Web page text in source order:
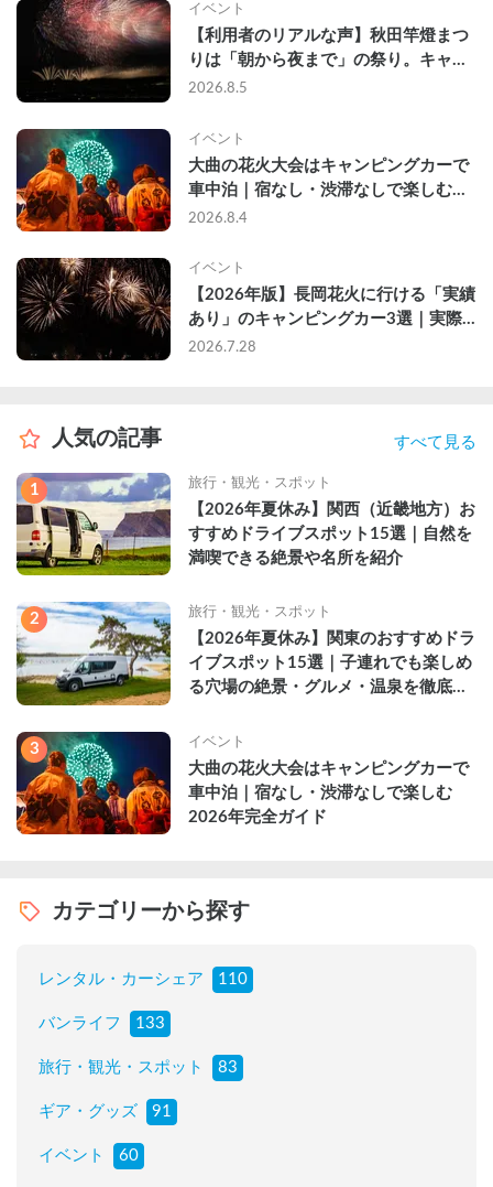
イベント
【利用者のリアルな声】秋田竿燈まつ
りは「朝から夜まで」の祭り。キャン
ピングカーで行った2組の記録
2026.8.5
イベント
大曲の花火大会はキャンピングカーで
車中泊｜宿なし・渋滞なしで楽しむ
2026年完全ガイド
2026.8.4
イベント
【2026年版】長岡花火に行ける「実績
あり」のキャンピングカー3選｜実際
に利用したゲストのレビュー付き
2026.7.28
人気の記事 すべて見る
1 旅行・観光・スポット
【2026年夏休み】関西（近畿地方）お
すすめドライブスポット15選｜自然を
満喫できる絶景や名所を紹介
2 旅行・観光・スポット
【2026年夏休み】関東のおすすめドラ
イブスポット15選｜子連れでも楽しめ
る穴場の絶景・グルメ・温泉を徹底解
3 イベント
大曲の花火大会はキャンピングカーで
車中泊｜宿なし・渋滞なしで楽しむ
2026年完全ガイド
カテゴリーから探す
レンタル・カーシェア 110
バンライフ 133
旅行・観光・スポット 83
ギア・グッズ 91
イベント 60